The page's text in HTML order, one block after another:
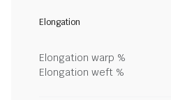
Elongation
Elongation warp %
Elongation weft %